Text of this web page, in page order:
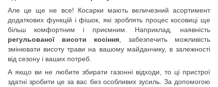
Але це ще не все! Косарки мають величезний асортимент
додаткових функцій і фішок, які зроблять процес косовиці ще
більш комфортним і приємним. Наприклад, наявність
регульованої висоти косіння, забезпечить можливість
змінювати висоту трави на вашому майданчику, в залежності
від сезону і ваших потреб.
А якщо ви не любите збирати газонні відходи, то ці пристрої
здатні зробити це за вас без особливих зусиль. За допомогою